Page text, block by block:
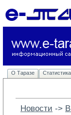
О Таразе Статистика
Новости ->